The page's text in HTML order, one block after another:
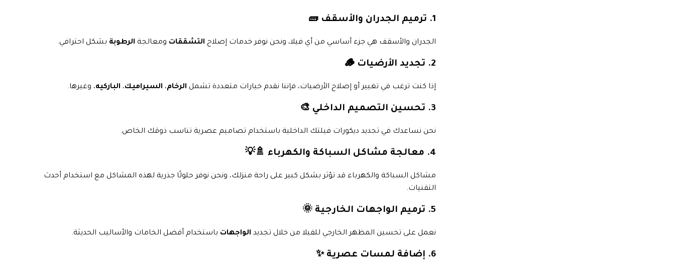
1. ترميم الجدران والأسقف 🧱
الجدران والأسقف هي جزء أساسي من أي فيلا، ونحن نوفر خدمات إصلاح التشققات ومعالجة الرطوبة بشكل احترافي.
2. تجديد الأرضيات 🪵
إذا كنت ترغب في تغيير أو إصلاح الأرضيات، فإننا نقدم خيارات متعددة تشمل الرخام، السيراميك، الباركيه، وغيرها.
3. تحسين التصميم الداخلي 🎨
نحن نساعدك في تجديد ديكورات فيلتك الداخلية باستخدام تصاميم عصرية تناسب ذوقك الخاص.
4. معالجة مشاكل السباكة والكهرباء 🚿💡
مشاكل السباكة والكهرباء قد تؤثر بشكل كبير على راحة منزلك، ونحن نوفر حلولًا جذرية لهذه المشاكل مع استخدام أحدث
التقنيات.
5. ترميم الواجهات الخارجية 🌞
نعمل على تحسين المظهر الخارجي للفيلا من خلال تجديد الواجهات باستخدام أفضل الخامات والأساليب الحديثة.
6. إضافة لمسات عصرية ✨